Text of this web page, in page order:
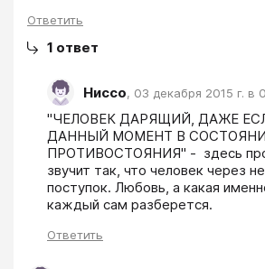
Ответить
1 ответ
Ниссо, 03 декабря 2015 г. в
"ЧЕЛОВЕК ДАРЯЩИЙ, ДАЖЕ
ДАННЫЙ МОМЕНТ В
ПРОТИВОСТОЯНИЯ" -  здесь
звучит так, что человек через
поступок. Любовь, а какая
каждый сам разберется.
Ответить